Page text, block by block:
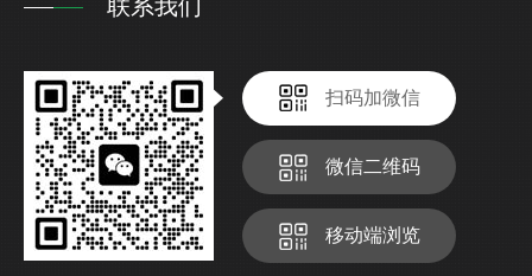
联系我们
扫码加微信
微信二维码
移动端浏览